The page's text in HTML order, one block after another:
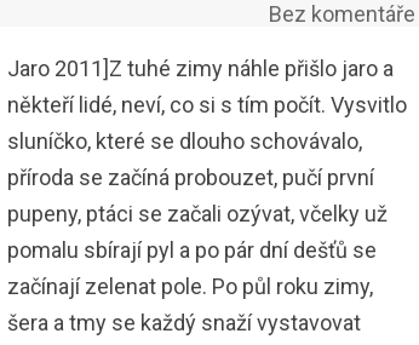
Bez komentáře
Jaro 2011]Z tuhé zimy náhle přišlo jaro a
někteří lidé, neví, co si s tím počít. Vysvitlo
sluníčko, které se dlouho schovávalo,
příroda se začíná probouzet, pučí první
pupeny, ptáci se začali ozývat, včelky už
pomalu sbírají pyl a po pár dní dešťů se
začínají zelenat pole. Po půl roku zimy,
šera a tmy se každý snaží vystavovat